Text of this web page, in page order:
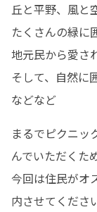
丘と平野、風と
たくさんの緑に
地元民から愛さ
そして、自然に
などなど
まるでピクニッ
んでいただくた
今回は住民がオ
内させてくださ